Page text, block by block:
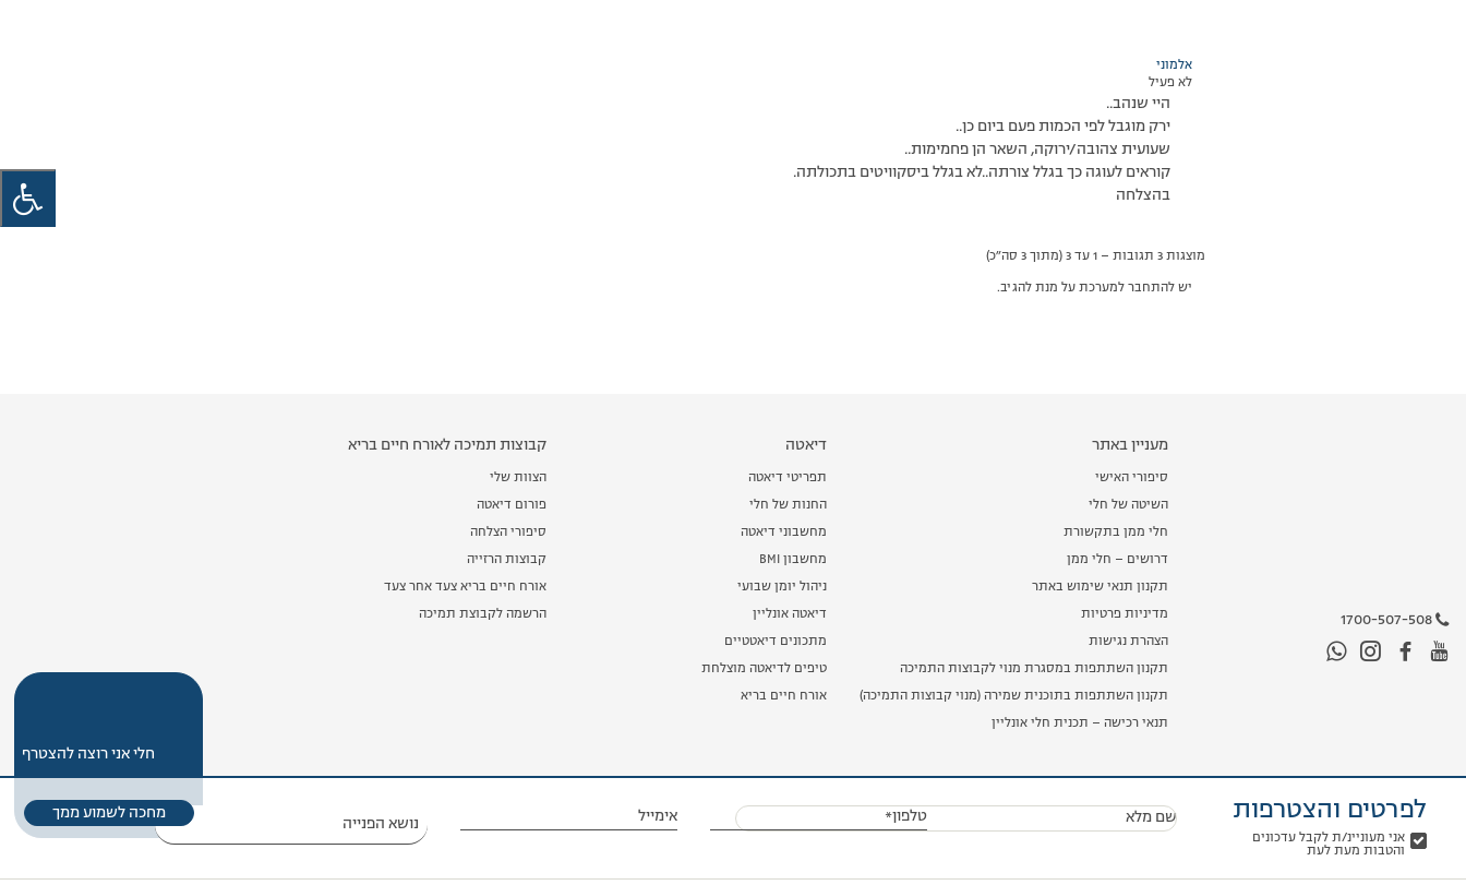
אלמוני
לא פעיל
היי שנהב..
ירק מוגבל לפי הכמות פעם ביום כן..
שעועית צהובה/ירוקה, השאר הן פחמימות..
קוראים לעוגה כך בגלל צורתה..לא בגלל ביסקוויטים בתכולתה.
בהצלחה
מוצגות 3 תגובות – 1 עד 3 (מתוך 3 סה״כ)
יש להתחבר למערכת על מנת להגיב.
1700-507-508
מעניין באתר
סיפורי האישי
השיטה של חלי
חלי ממן בתקשורת
דרושים – חלי ממן
תקנון תנאי שימוש באתר
מדיניות פרטיות
הצהרת נגישות
תקנון השתתפות במסגרת מנוי לקבוצות התמיכה
תקנון השתתפות בתוכנית שמירה (מנוי קבוצות התמיכה)
תנאי רכישה – תכנית חלי אונליין
דיאטה
תפריטי דיאטה
החנות של חלי
מחשבוני דיאטה
מחשבון BMI
ניהול יומן שבועי
דיאטה אונליין
מתכונים דיאטטיים
טיפים לדיאטה מוצלחת
אורח חיים בריא
קבוצות תמיכה לאורח חיים בריא
הצוות שלי
פורום דיאטה
סיפורי הצלחה
קבוצות הרזייה
אורח חיים בריא צעד אחר צעד
הרשמה לקבוצת תמיכה
לפרטים והצטרפות
אני מעוניינ/ת לקבל עדכונים
והטבות מעת לעת
שם מלא טלפון* אימייל מחכה לשמוע ממך
חלי אני רוצה להצטרף